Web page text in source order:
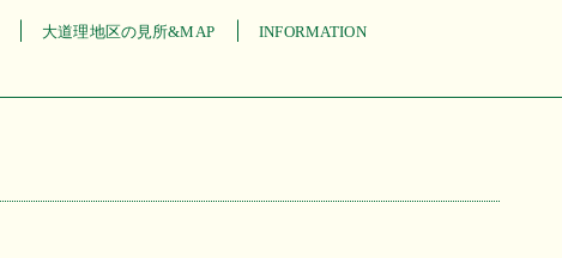
大道理地区の見所&MAP INFORMATION